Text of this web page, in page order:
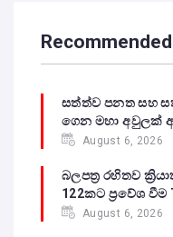
Recommended
සත්ත්ව පනත සහ
ගෙන මහා අවුලක්
August 6, 2026
බලපත්‍ර රහිතව
122කට ප්‍රවේශ වීම
August 6, 2026